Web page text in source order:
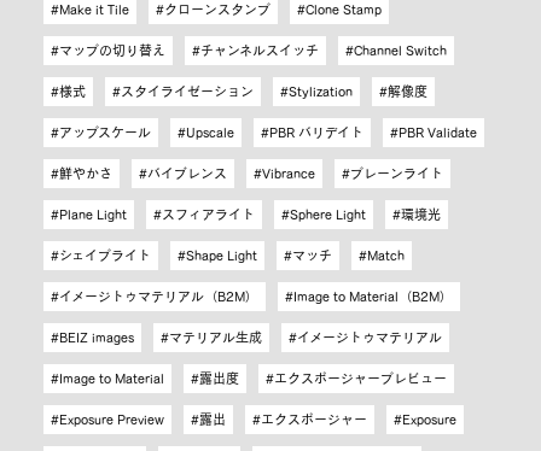
Make it Tile クローンスタンプ Clone Stamp
マップの切り替え チャンネルスイッチ Channel Switch
様式 スタイライゼーション Stylization 解像度
アップスケール Upscale PBR バリデイト PBR Validate
鮮やかさ バイブレンス Vibrance プレーンライト
Plane Light スフィアライト Sphere Light 環境光
シェイプライト Shape Light マッチ Match
イメージトゥマテリアル（B2M） Image to Material（B2M）
BEIZ images マテリアル生成 イメージトゥマテリアル
Image to Material 露出度 エクスポージャープレビュー
Exposure Preview 露出 エクスポージャー Exposure